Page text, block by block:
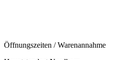
Öffnungszeiten / Warenannahme